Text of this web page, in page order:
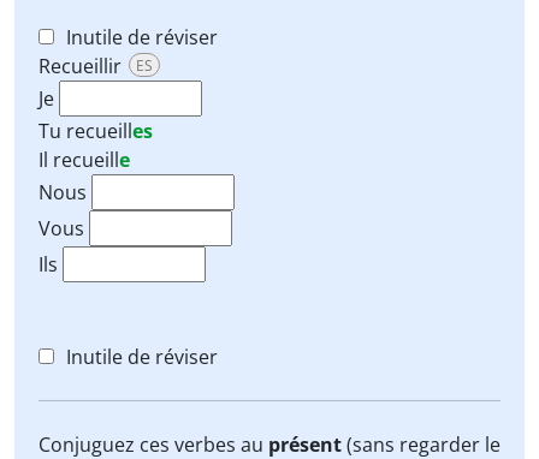
Inutile de réviser
Recueillir
ES
Je
Tu recueilles
Il recueille
Nous
Vous
Ils
Inutile de réviser
Conjuguez ces verbes au présent(sans regarder le